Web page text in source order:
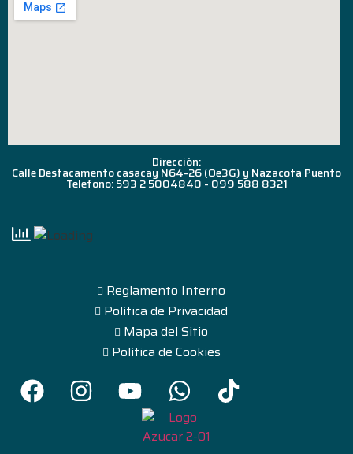
Dirección:
Calle Destacamento casacay N64-26 (Oe3G) y Nazacota Puento
Telefono: 593 2 5004840 - 099 588 8321
Reglamento Interno
Política de Privacidad
Mapa del Sitio
Política de Cookies